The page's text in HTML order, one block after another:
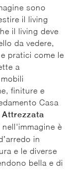
sono
il living
il living deve
da vedere,
pratici come le
a
finiture e
Casa
Attrezzata
nell'immagine è
in
e le diverse
bella e di